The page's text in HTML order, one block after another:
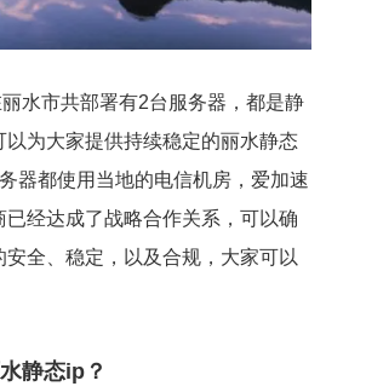
水市共部署有2台服务器，都是静
以为大家提供持续稳定的丽水静态
器都使用当地的电信机房，爱加速
已经达成了战略合作关系，可以确
安全、稳定，以及合规，大家可以
静态ip？